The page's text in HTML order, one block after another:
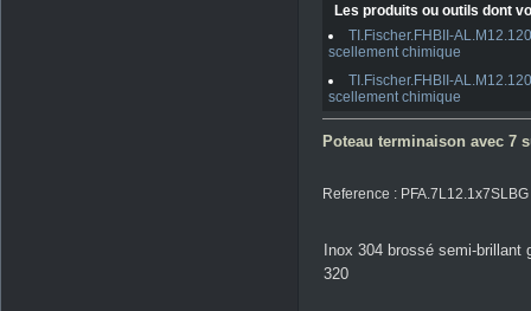
Les produits ou outils dont
TI.Fischer.FHBII-
scellement chimique
TI.Fischer.FHBII-
scellement chimique
Poteau terminaison avec 7
Reference : PFA.7L12.1x7SLBG
Inox 304 brossé semi-brillant
320